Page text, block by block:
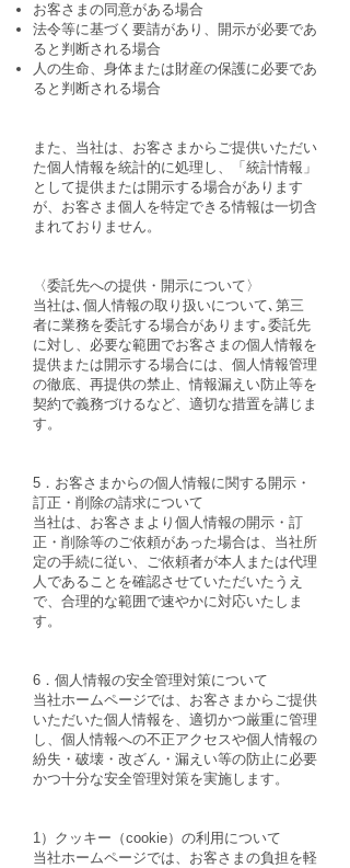
お客さまの同意がある場合
法令等に基づく要請があり、開示が必要であ
ると判断される場合
人の生命、身体または財産の保護に必要であ
ると判断される場合
また、当社は、お客さまからご提供いただい
た個人情報を統計的に処理し、「統計情報」
として提供または開示する場合があります
が、お客さま個人を特定できる情報は一切含
まれておりません。
〈委託先への提供・開示について〉
当社は､個人情報の取り扱いについて､第三
者に業務を委託する場合があります｡委託先
に対し、必要な範囲でお客さまの個人情報を
提供または開示する場合には、個人情報管理
の徹底、再提供の禁止、情報漏えい防止等を
契約で義務づけるなど、適切な措置を講じま
す。
5．お客さまからの個人情報に関する開示・
訂正・削除の請求について
当社は、お客さまより個人情報の開示・訂
正・削除等のご依頼があった場合は、当社所
定の手続に従い、ご依頼者が本人または代理
人であることを確認させていただいたうえ
で、合理的な範囲で速やかに対応いたしま
す。
6．個人情報の安全管理対策について
当社ホームページでは、お客さまからご提供
いただいた個人情報を、適切かつ厳重に管理
し、個人情報への不正アクセスや個人情報の
紛失・破壊・改ざん・漏えい等の防止に必要
かつ十分な安全管理対策を実施します。
1）クッキー（cookie）の利用について
当社ホームページでは、お客さまの負担を軽